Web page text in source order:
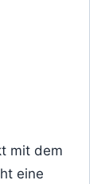
mit dem
eine